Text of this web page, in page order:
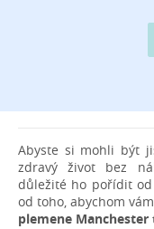
Abyste si mohli být
zdravý život bez
důležité ho pořídit od
od toho, abychom
plemene